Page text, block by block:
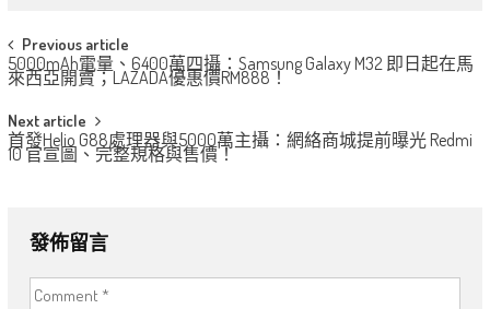
Post
navigation
Previous article
5000mAh電量、6400萬四攝：Samsung Galaxy M32 即日起在馬
來西亞開賣；LAZADA優惠價RM888！
Next article
首發Helio G88處理器與5000萬主攝：網絡商城提前曝光 Redmi
10 官宣圖、完整規格與售價！
發佈留言